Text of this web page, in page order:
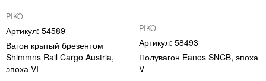
PIKO
54589
Вагон крытый брезентом
Shimmns Rail Cargo Austria,
эпоха VI
PIKO
58493
Полувагон Eanos SNCB, эпоха
V